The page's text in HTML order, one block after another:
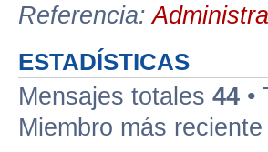
Referencia:
ESTADÍSTICAS
Mensajes totales 44 •
Miembro más